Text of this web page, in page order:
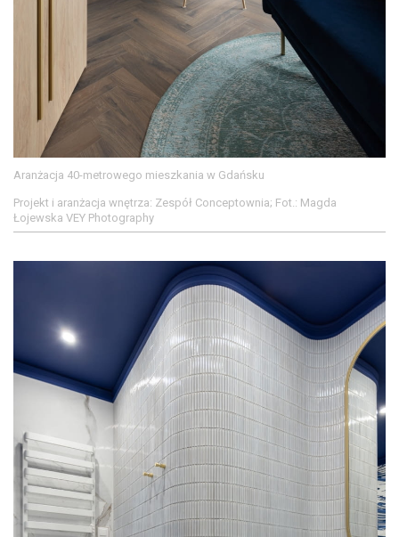
Aranżacja 40-metrowego mieszkania w Gdańsku
Projekt i aranżacja wnętrza: Zespół Conceptownia; Fot.: Magda
Łojewska VEY Photography